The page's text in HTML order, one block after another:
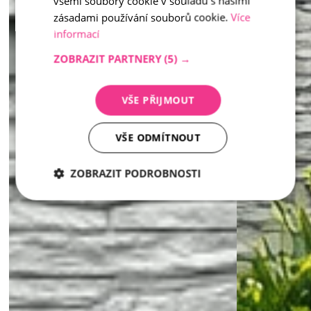
zásadami používání souborů cookie. Více
informací
ZOBRAZIT PARTNERY (5) →
VŠE PŘIJMOUT
VŠE ODMÍTNOUT
ZOBRAZIT PODROBNOSTI
Nezbytně
nutné
soubory
Analytika Marketing